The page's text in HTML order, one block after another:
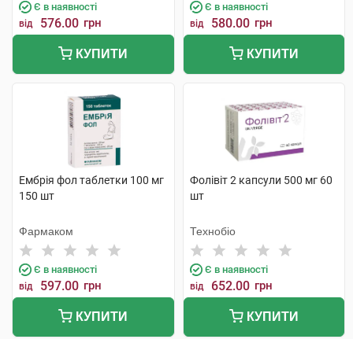
Є в наявності
від 576.00 грн
КУПИТИ
Є в наявності
від 580.00 грн
КУПИТИ
Ембрія фол таблетки 100 мг
150 шт
Фармаком
Є в наявності
від 597.00 грн
КУПИТИ
Фолівіт 2 капсули 500 мг 60
шт
Технобіо
Є в наявності
від 652.00 грн
КУПИТИ